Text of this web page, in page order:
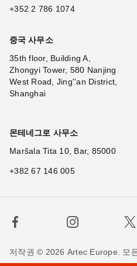
+352 2 786 1074
중국 사무소
35th floor, Building A,
Zhongyi Tower, 580 Nanjing
West Road, Jing''an District,
Shanghai
몬테네그로 사무소
Maršala Tita 10, Bar, 85000
+382 67 146 005
저작권 © 2026 Artec Europe. 모